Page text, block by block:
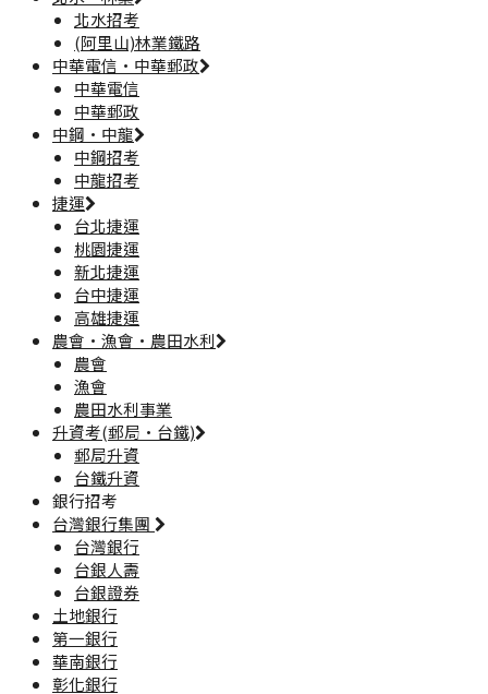
北水招考
(阿里山)林業鐵路
中華電信·中華郵政
中華電信
中華郵政
中鋼·中龍
中鋼招考
中龍招考
捷運
台北捷運
桃園捷運
新北捷運
台中捷運
高雄捷運
農會·漁會·農田水利
農會
漁會
農田水利事業
升資考(郵局·台鐵)
郵局升資
台鐵升資
銀行招考
台灣銀行集團
台灣銀行
台銀人壽
台銀證券
土地銀行
第一銀行
華南銀行
彰化銀行